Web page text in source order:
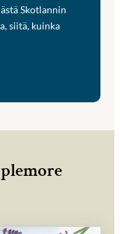
Skotlannin
siitä, kuinka